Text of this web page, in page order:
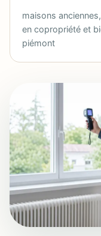
maisons
en copropriété et
piémont